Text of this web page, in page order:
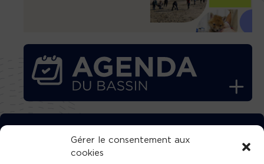
Gérer le consentement aux
cookies
TÉLÉCHARGEZ GRATUITEMENT
L’APPLICATION TVBA !